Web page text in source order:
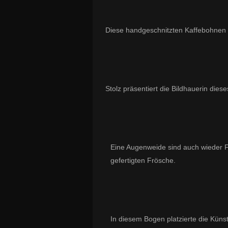
Diese handgeschnitzten
Stolz präsentiert die Bildhauerin
Eine Augenweide sind auch wieder
gefertigten Frösche.
In diesem Bogen platzierte die